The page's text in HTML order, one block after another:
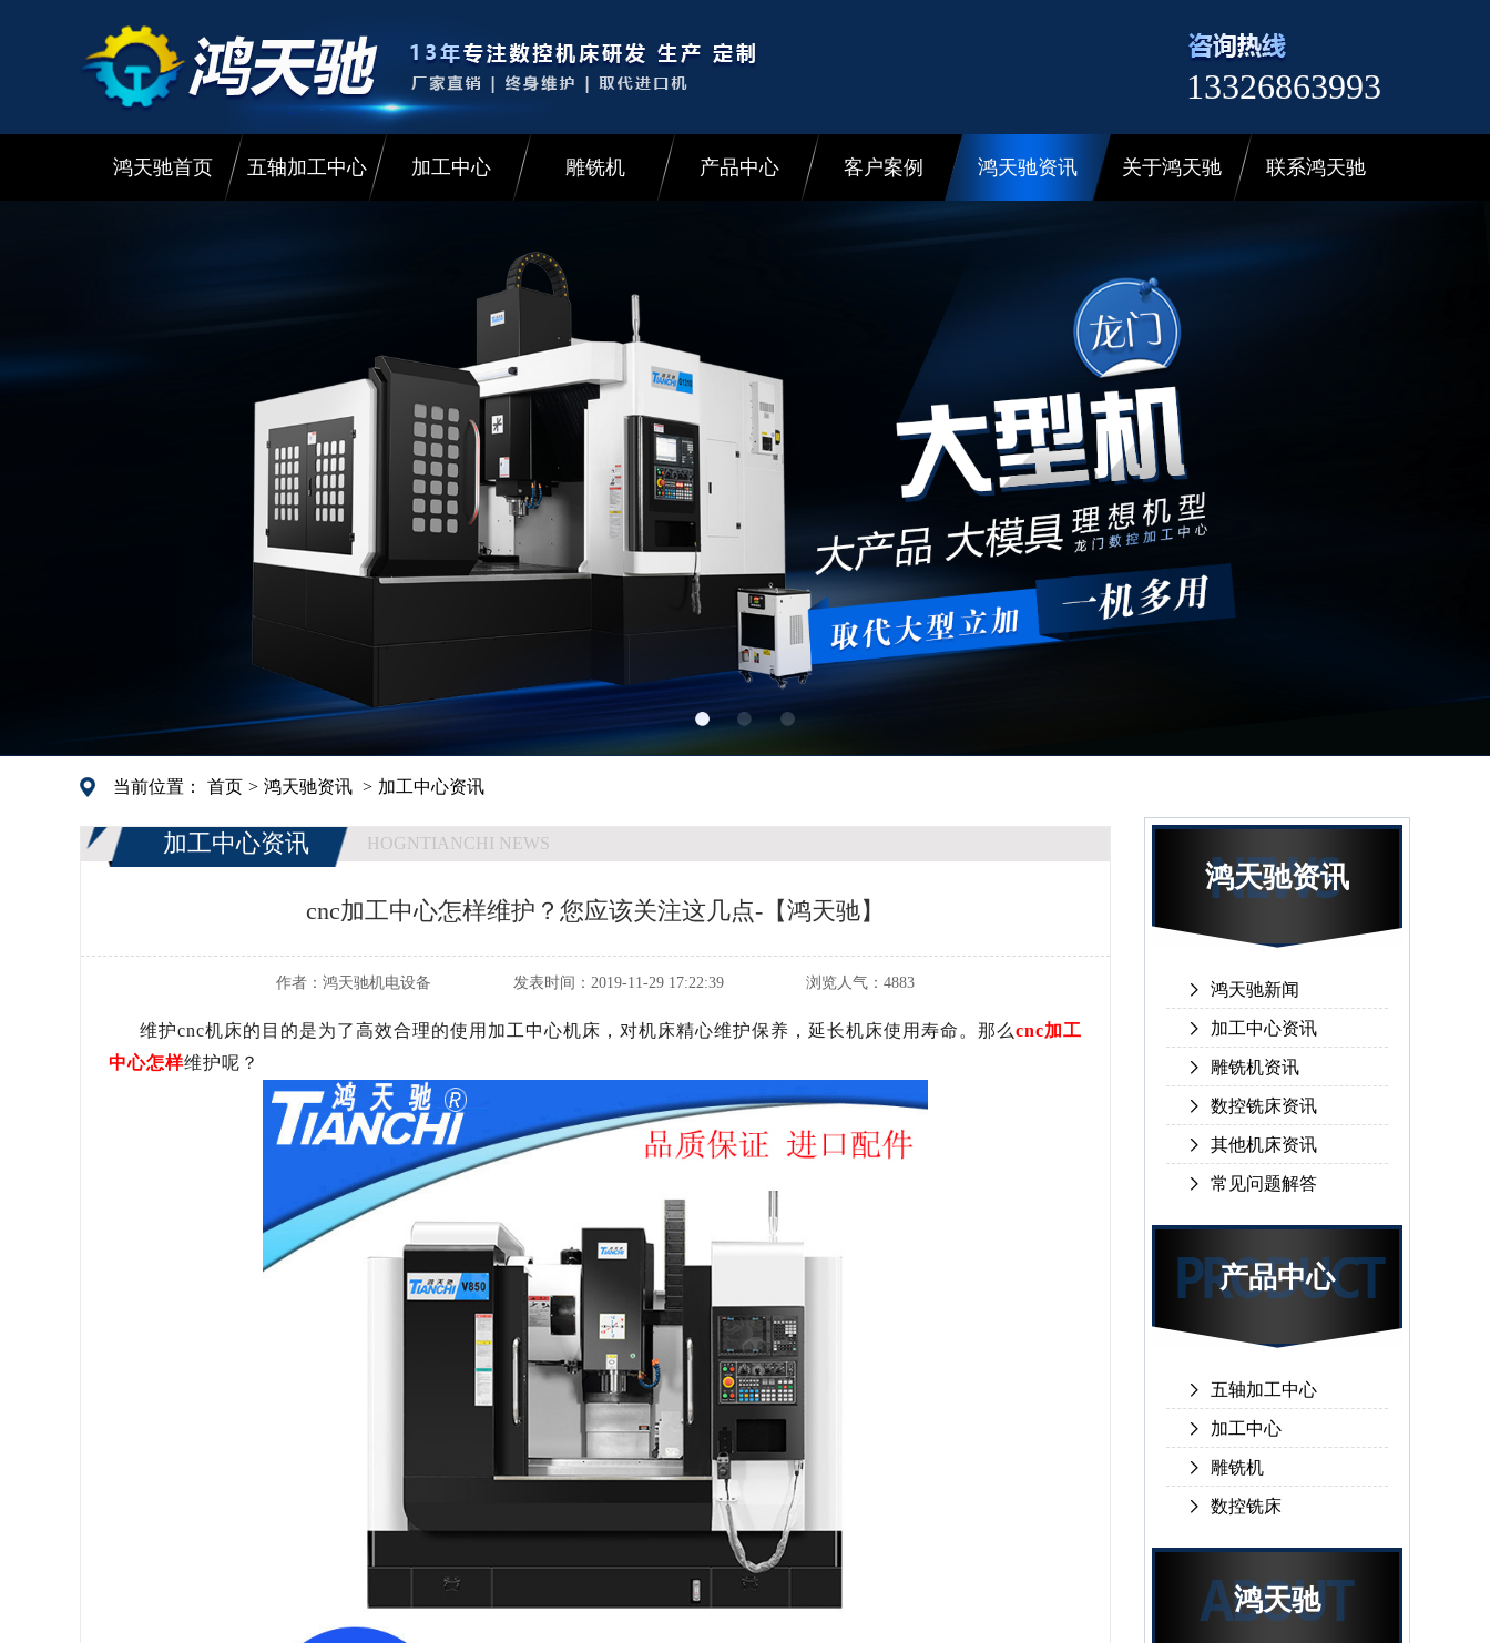
13326863993
鸿天驰首页 五轴加工中心 加工中心 雕铣机 产品中心 客户案例 鸿天驰资讯 关于鸿天驰 联系鸿天驰
当前位置： 首页 > 鸿天驰资讯 > 加工中心资讯
加工中心资讯 HOGNTIANCHI NEWS
cnc加工中心怎样维护？您应该关注这几点-【鸿天驰】
作者： 鸿天驰机电设备 发表时间： 2019-11-29 17:22:39 浏览人气： 4883
维护cnc机床的目的是为了高效合理的使用加工中心机床，对机床精心维护保养，延长机床使用寿命。那么cnc加工
中心怎样维护呢？
鸿天驰资讯
鸿天驰新闻
加工中心资讯
雕铣机资讯
数控铣床资讯
其他机床资讯
常见问题解答
产品中心
五轴加工中心
加工中心
雕铣机
数控铣床
鸿天驰